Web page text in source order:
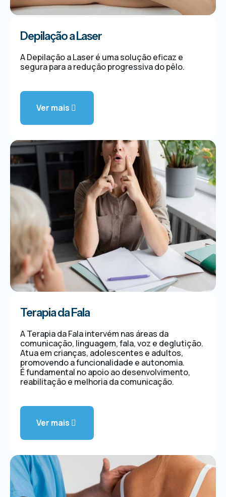
Ver mais
Depilação a Laser
A Depilação a Laser é uma solução eficaz e
segura para a redução progressiva do pêlo.
Ver mais
Terapia da Fala
A Terapia da Fala intervém nas áreas da
comunicação, linguagem, fala, voz e deglutição.
Atua em crianças, adolescentes e adultos,
promovendo a funcionalidade e autonomia.
É fundamental no apoio ao desenvolvimento,
reabilitação e melhoria da comunicação.